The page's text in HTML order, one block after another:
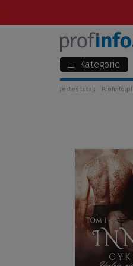
Kategorie
Jesteś tutaj: Profinfo.pl